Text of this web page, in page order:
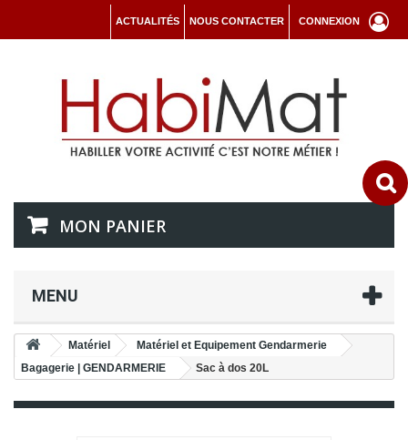
CONNEXION
NOUS CONTACTER
ACTUALITÉS
MON PANIER
MENU
Matériel
Matériel et Equipement Gendarmerie
Bagagerie | GENDARMERIE
Sac à dos 20L